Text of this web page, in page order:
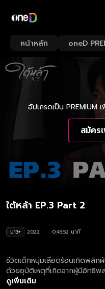
หน้าหลัก oneD
อัปเกรดเป็น
สมัคร
ใต้หล้า EP.3 Part 2
น13+ 2022
0:45:52 นาที
ชีวิตเด็กหนุ่มเลือดร้อนเกิดพลิก
ด้วยอุบัติเหตุที่เกิดจากผู้มีอิทธิพ
ความอยุติธรรมสั่งสมให้คับแค้นใ
ดูเพิ่มเติม